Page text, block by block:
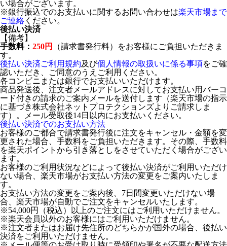
い場合がございます。
※銀行振込でのお支払いに関するお問い合わせは楽天市場まで
ご連絡 ください。
後払い決済
【備考】
手数料： 250円
（請求書発行料）をお客様にご負担いただきま
す。
後払い決済ご利用規約及び個人情報の取扱いに係る事項をご確
認いただき、ご同意のうえご利用ください。
各コンビニまたは銀行でお支払いいただけます。
商品発送後、注文者メールアドレスに対してお支払い用バーコ
ード付きの請求のご案内メールを送付します（楽天市場の指示
に基づき株式会社ネットプロテクションズよりご請求しま
す）。メール受取後14日以内にお支払いください。
後払い決済でのお支払い方法
お客様のご都合で請求書発行後に注文をキャンセル・金額を変
更された場合、手数料をご負担いただきます。その際、手数料
を楽天ポイントから引き落としをさせていただく場合がござい
ます。
お客様のご利用状況などによって後払い決済がご利用いただけ
ない場合、楽天市場がお支払い方法の変更をご案内いたしま
す。
お支払い方法の変更をご案内後、7日間変更いただけない場
合、楽天市場が自動でご注文をキャンセルいたします。
※54,000円（税込）以上のご注文にはご利用いただけません。
※楽天会員以外のお客様にはご利用いただけません。
※注文者またはお届け先住所のどちらかが国外の場合、後払い
決済をご利用いただけません。